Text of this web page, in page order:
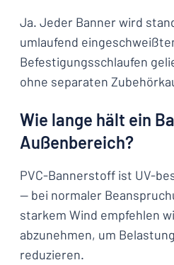
Ja. Jeder Banner wird
umlaufend
Befestigungsschlaufen
ohne separaten
Wie lange hält ein
Außenbereich?
PVC-Bannerstoff ist UV-
— bei normaler
starkem Wind empfehlen
abzunehmen, um
reduzieren.